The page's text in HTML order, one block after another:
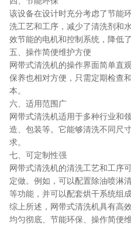
该设备在设计时充分考虑了节能
洗工艺和工序，减少了清洗剂和
效节能的电机和控制系统，降低了
五、操作简便维护方便
网带式清洗机的操作界面简单直
保养也相对方便，只需定期检查
本。
六、适用范围广
网带式清洗机适用于多种行业和
造、包装等。它能够清洗不同尺
求。
七、可定制性强
网带式清洗机的清洗工艺和工序
定做。例如，可以配置除油喷淋
等功能，并可以配套烘干系统组
综上所述，网带式清洗机具有高
均匀彻底、节能环保、操作简便